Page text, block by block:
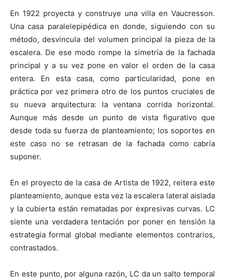
En 1922 proyecta y construye una villa en Vaucresson.
Una casa paralelepipédica en donde, siguiendo con su
método, desvincula del volumen principal la pieza de la
escalera. De ese modo rompe la simetría de la fachada
principal y a su vez pone en valor el orden de la casa
entera. En esta casa, como particularidad, pone en
práctica por vez primera otro de los puntos cruciales de
su nueva arquitectura: la ventana corrida horizontal.
Aunque más desde un punto de vista figurativo que
desde toda su fuerza de planteamiento; los soportes en
este caso no se retrasan de la fachada como cabría
suponer.
En el proyecto de la casa de Artista de 1922, reitera este
planteamiento, aunque esta vez la escalera lateral aislada
y la cubierta están rematadas por expresivas curvas. LC
siente una verdadera tentación por poner en tensión la
estrategia formal global mediante elementos contrarios,
contrastados.
En este punto, por alguna razón, LC da un salto temporal